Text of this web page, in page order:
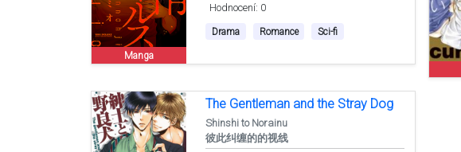
Manga
Hodnocení: 0
Drama Romance Sci-fi
The Gentleman and the Stray Dog
Shinshi to Norainu
彼此纠缠的的视线